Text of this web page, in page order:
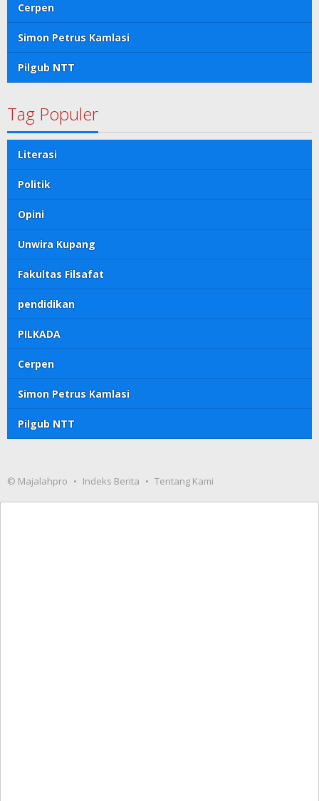
Cerpen
Simon Petrus Kamlasi
Pilgub NTT
Tag Populer
Literasi
Politik
Opini
Unwira Kupang
Fakultas Filsafat
pendidikan
PILKADA
Cerpen
Simon Petrus Kamlasi
Pilgub NTT
© Majalahpro Indeks Berita Tentang Kami